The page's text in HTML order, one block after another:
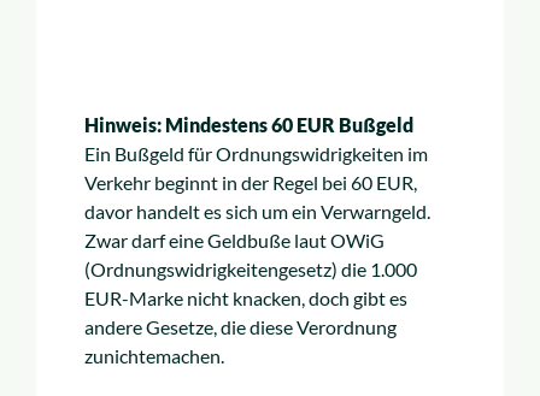
Hinweis: Mindestens 60 EUR Bußgeld
Ein Bußgeld für Ordnungswidrigkeiten im
Verkehr beginnt in der Regel bei 60 EUR,
davor handelt es sich um ein Verwarngeld.
Zwar darf eine Geldbuße laut OWiG
(Ordnungswidrigkeitengesetz) die 1.000
EUR-Marke nicht knacken, doch gibt es
andere Gesetze, die diese Verordnung
zunichtemachen.